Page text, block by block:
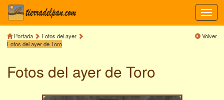
Portada
Fotos del ayer
Fotos del ayer de Toro
Volver
Fotos del ayer de Toro